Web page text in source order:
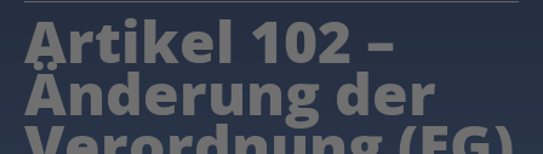
Artikel 102 –
Änderung der